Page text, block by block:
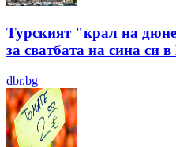
Турският "крал на
за сватбата на сина си
dbr.bg